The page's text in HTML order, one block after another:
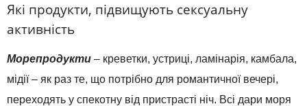
Які продукти, підвищують сексуальну
активність
Морепродукти – креветки, устриці, ламінарія, камбала,
мідії – як раз те, що потрібно для романтичної вечері,
переходять у спекотну від пристрасті ніч. Всі дари моря